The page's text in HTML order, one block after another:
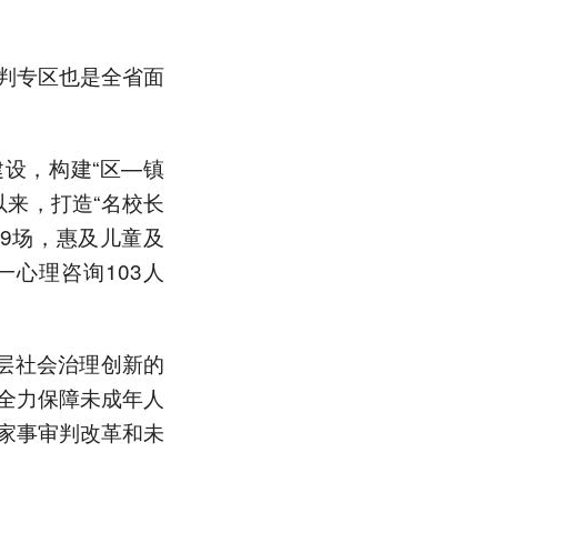
专区也是全省面
设，构建“区—镇
，打造“名校长
场，惠及儿童及
心理咨询103人
社会治理创新的
力保障未成年人
事审判改革和未